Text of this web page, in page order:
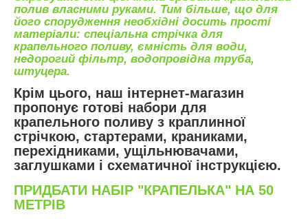
полив власними руками. Тим більше, що для
його спорудження необхідні досить прості
матеріали: спеціальна стрічка для
крапельного поливу, ємність для води,
недорогий фільтр, водопровідна труба,
штуцера.
Крім цього, наш інтернет-магазин
пропонує готові набори для
крапельного поливу з краплинної
стрічкою, стартерами, краниками,
перехідниками, ущільнювачами,
заглушками і схематичної інструкцією.
ПРИДБАТИ НАБІР "КРАПЕЛЬКА" НА 50
МЕТРІВ